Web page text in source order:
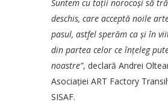
Suntem cu toții norocoși să
deschis, care acceptă noile
pasul, astfel sperăm ca și în
din partea celor ce înțeleg
noastre”, declară Andrei
Asociației ART Factory
SISAF.